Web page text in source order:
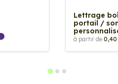
Lettrage
portail /
à partir de 0,40